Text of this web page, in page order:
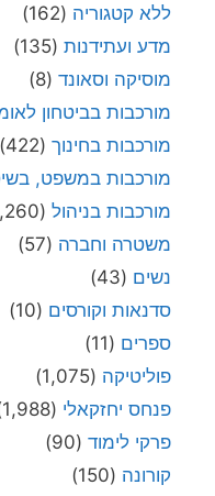
ללא קטגוריה (162)
מדע ועתידנות (135)
מוסיקה וסאונד (8)
מורכבות בביטחון
מורכבות בחינוך (422)
מורכבות במשפט,
מורכבות בניהול (1,260)
משטרה וחברה (57)
נשים (43)
סדנאות וקורסים (10)
ספרים (11)
פוליטיקה (1,075)
פנחס יחזקאלי (1,988)
פרקי לימוד (90)
קורונה (150)